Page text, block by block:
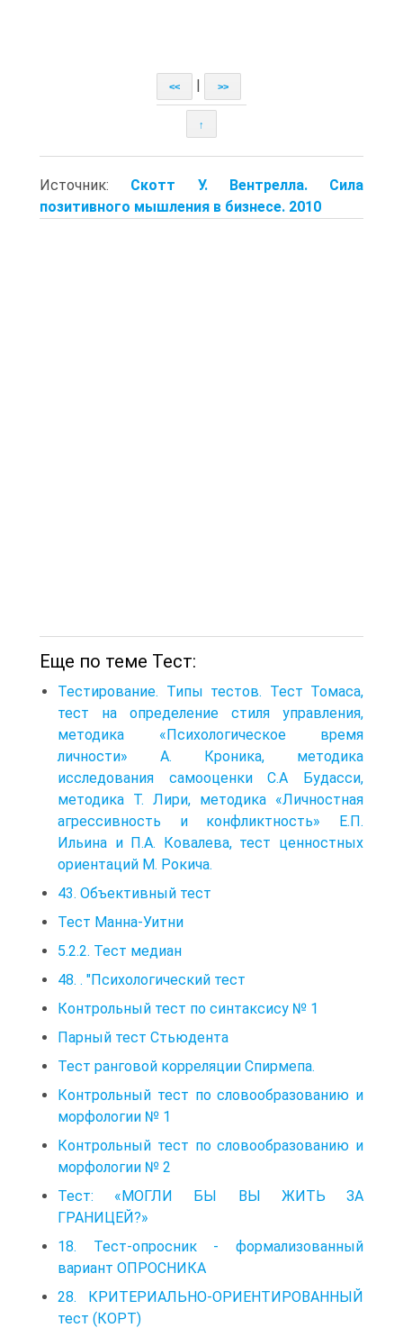
<< >>
↑
Источник: Скотт У. Вентрелла. Сила
позитивного мышления в бизнесе. 2010
Еще по теме Тест:
Тестирование. Типы тестов. Тест Томаса,
тест на определение стиля управления,
методика «Психологическое время
личности» А. Кроника, методика
исследования самооценки С.А Будасси,
методика Т. Лири, методика «Личностная
агрессивность и конфликтность» Е.П.
Ильина и П.А. Ковалева, тест ценностных
ориентаций М. Рокича.
43. Объективный тест
Тест Манна-Уитни
5.2.2. Тест медиан
48. . "Психологический тест
Контрольный тест по синтаксису № 1
Парный тест Стьюдента
Тест ранговой корреляции Спирмепа.
Контрольный тест по словообразованию и
морфологии № 1
Контрольный тест по словообразованию и
морфологии № 2
Тест: «МОГЛИ БЫ ВЫ ЖИТЬ ЗА
ГРАНИЦЕЙ?»
18. Тест-опросник - формализованный
вариант ОПРОСНИКА
28. КРИТЕРИАЛЬНО-ОРИЕНТИРОВАННЫЙ
тест (КОРТ)